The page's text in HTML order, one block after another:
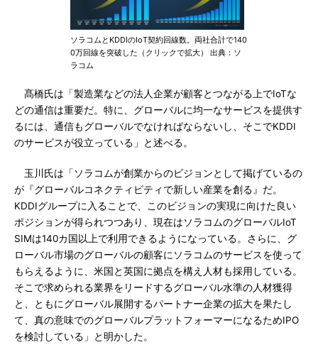
ソラコムとKDDIのIoT契約回線数。両社合計で140
0万回線を突破した（クリックで拡大） 出典：ソ
ラコム
髙橋氏は「製造業などの法人企業が顧客とつながる上でIoTな
どの通信は重要だ。特に、グローバルに均一なサービスを提供す
るには、通信もグローバルでなければならないし、そこでKDDI
のサービスが役立っている」と述べる。
玉川氏は「ソラコムが創業からのビジョンとして掲げているの
が『グローバルコネクティビティで新しい産業を創る』だ。
KDDIグループに入ることで、このビジョンの実現に向けた良い
ポジションが得られつつあり、現在はソラコムのグローバルIoT
SIMは140カ国以上で利用できるようになっている。さらに、グ
ローバル市場のグローバルの顧客にソラコムのサービスを使って
もらえるように、米国と英国に拠点を構え人材も採用している。
そこで求められる業界をリードするグローバル水準の人材獲得
と、ともにグローバル展開するパートナー企業の拡大を果たし
て、真の意味でのグローバルプラットフォーマーになるためIPO
を検討している」と明かした。